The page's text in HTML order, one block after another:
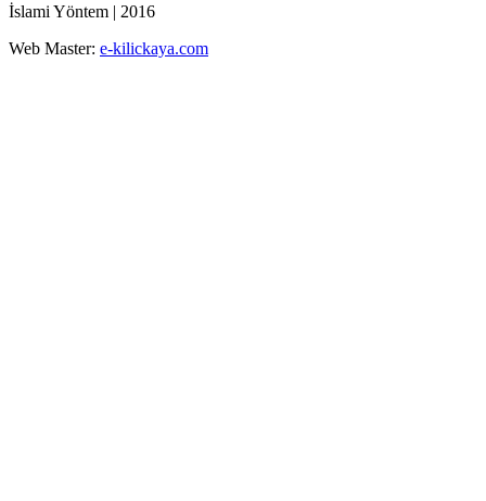
İslami Yöntem | 2016
Web Master: e-kilickaya.com